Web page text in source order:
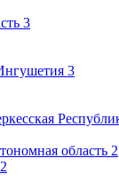
3
3
область 2
2